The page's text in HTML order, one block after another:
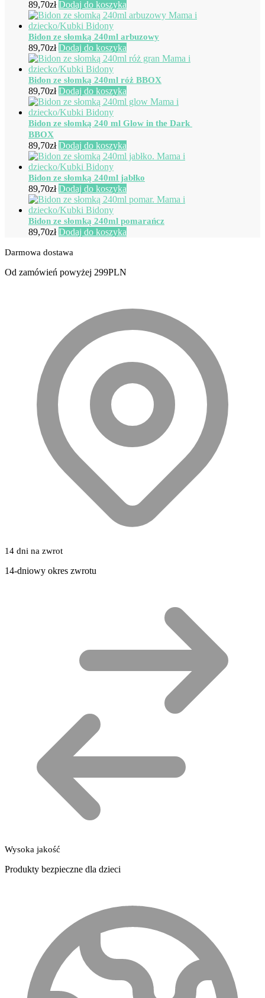
89,70zł Dodaj do koszyka
Bidon ze słomką 240ml arbuzowy
89,70zł Dodaj do koszyka
Bidon ze słomką 240ml róż BBOX
89,70zł Dodaj do koszyka
Bidon ze słomką 240 ml Glow in the Dark
BBOX
89,70zł Dodaj do koszyka
Bidon ze słomką 240ml jabłko
89,70zł Dodaj do koszyka
Bidon ze słomką 240ml pomarańcz
89,70zł Dodaj do koszyka
Darmowa dostawa
Od zamówień powyżej 299PLN
14 dni na zwrot
14-dniowy okres zwrotu
Wysoka jakość
Produkty bezpieczne dla dzieci